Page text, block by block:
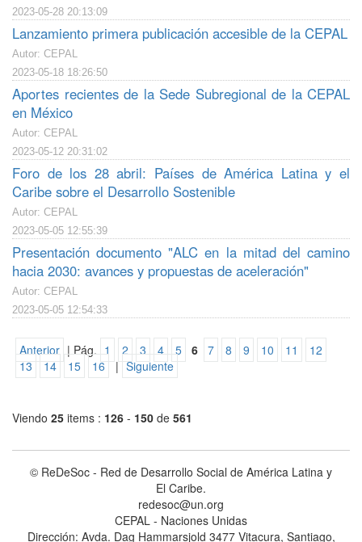
2023-05-28 20:13:09
Lanzamiento primera publicación accesible de la CEPAL
Autor: CEPAL
2023-05-18 18:26:50
Aportes recientes de la Sede Subregional de la CEPAL
en México
Autor: CEPAL
2023-05-12 20:31:02
Foro de los 28 abril: Países de América Latina y el
Caribe sobre el Desarrollo Sostenible
Autor: CEPAL
2023-05-05 12:55:39
Presentación documento "ALC en la mitad del camino
hacia 2030: avances y propuestas de aceleración"
Autor: CEPAL
2023-05-05 12:54:33
Anterior | Pág. 1 2 3 4 5 6 7 8 9 10 11
12
13
14 15 16 | Siguiente
Viendo 25 items : 126 - 150 de 561
© ReDeSoc - Red de Desarrollo Social de América Latina y
El Caribe.
redesoc@un.org
CEPAL - Naciones Unidas
Dirección: Avda. Dag Hammarsjold 3477 Vitacura, Santiago,